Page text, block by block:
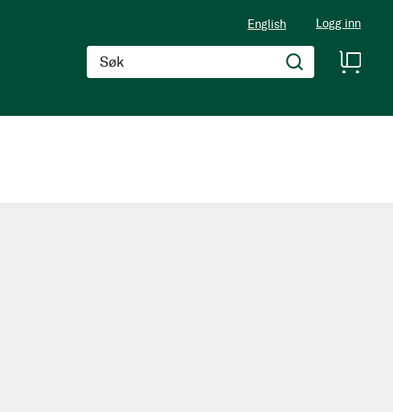
English Logg inn
Søk